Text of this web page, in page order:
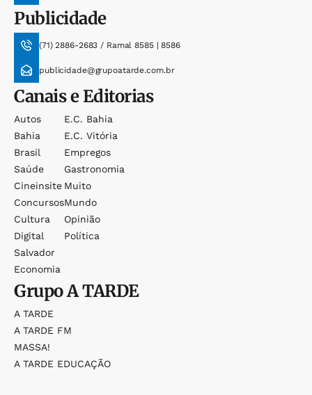
Publicidade
(71) 2886-2683 / Ramal 8585 | 8586
publicidade@grupoatarde.com.br
Canais e Editorias
Autos
Bahia
Brasil
Saúde
Cineinsite
Concursos
Cultura
Digital
Salvador
Economia
E.c. Bahia
E.c. Vitória
Empregos
Gastronomia
Muito
Mundo
Opinião
Política
GrupoA TARDE
A TARDE
A TARDE FM
MASSA!
A TARDE EDUCAÇÃO